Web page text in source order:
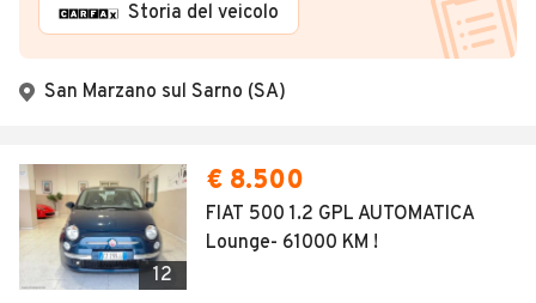
Storia del veicolo
San Marzano sul Sarno (SA)
12
€ 8.500
FIAT 500 1.2 GPL AUTOMATICA
Lounge- 61000 KM !